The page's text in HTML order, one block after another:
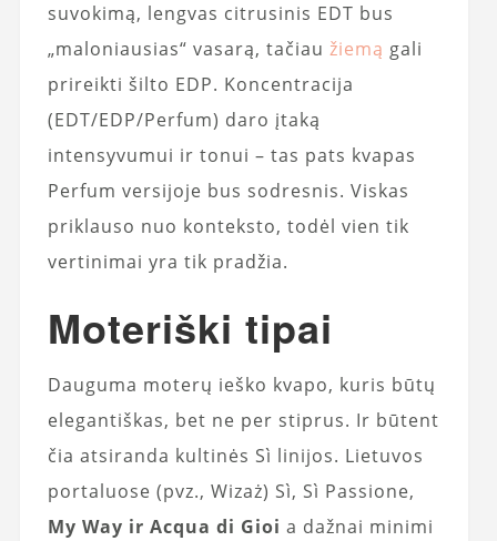
suvokimą, lengvas citrusinis EDT bus
„maloniausias“ vasarą, tačiau žiemą gali
prireikti šilto EDP. Koncentracija
(EDT/EDP/Perfum) daro įtaką
intensyvumui ir tonui – tas pats kvapas
Perfum versijoje bus sodresnis. Viskas
priklauso nuo konteksto, todėl vien tik
vertinimai yra tik pradžia.
Moteriški tipai
Dauguma moterų ieško kvapo, kuris būtų
elegantiškas, bet ne per stiprus. Ir būtent
čia atsiranda kultinės Sì linijos. Lietuvos
portaluose (pvz., Wizaż) Sì, Sì Passione,
My Way ir Acqua di Gioi a dažnai minimi